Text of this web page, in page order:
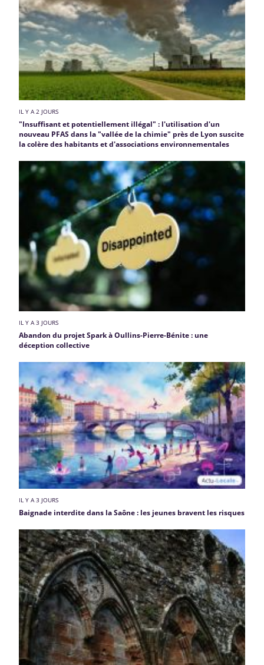
IL Y A 2 JOURS
"Insuffisant et potentiellement illégal" : l'utilisation d'un
nouveau PFAS dans la "vallée de la chimie" près de Lyon suscite
la colère des habitants et d'associations environnementales
IL Y A 3 JOURS
Abandon du projet Spark à Oullins-Pierre-Bénite : une
déception collective
IL Y A 3 JOURS
Baignade interdite dans la Saône : les jeunes bravent les risques